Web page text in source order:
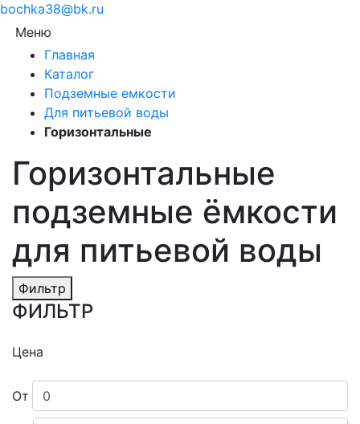
bochka38@bk.ru
Меню
Главная
Каталог
Подземные емкости
Для питьевой воды
Горизонтальные
Горизонтальные
подземные ёмкости
для питьевой воды
Фильтр
ФИЛЬТР
Цена
От